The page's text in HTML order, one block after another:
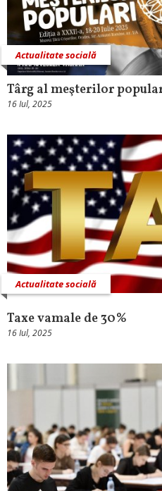
Actualitate socială
Târg al meşterilor
16 Iul, 2025
Actualitate socială
Taxe vamale de 30%
16 Iul, 2025